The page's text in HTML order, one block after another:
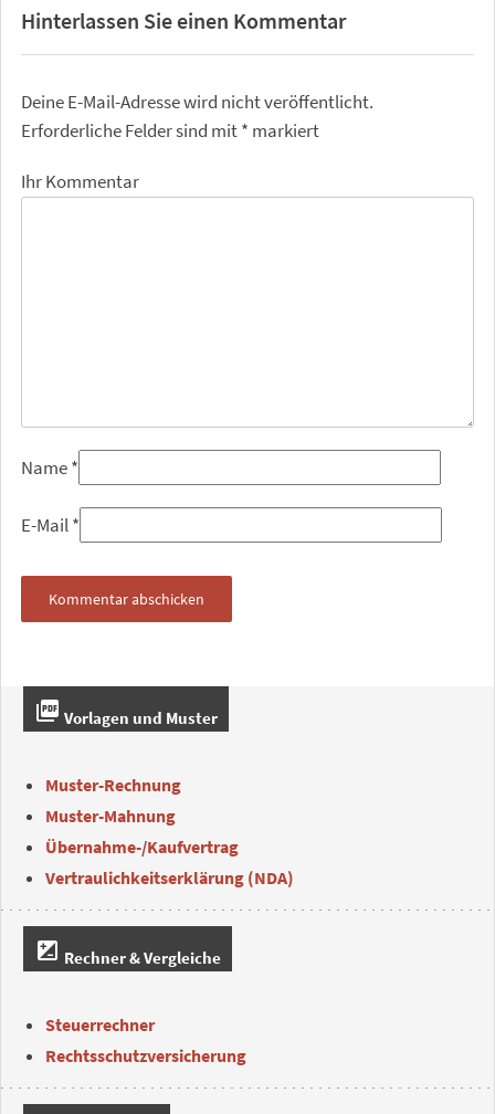
Hinterlassen Sie einen Kommentar
Deine E-Mail-Adresse wird nicht veröffentlicht.
Erforderliche Felder sind mit* markiert
Ihr Kommentar
Name*
E-Mail*
picture_as_pdf Vorlagen und Muster
Muster-Rechnung
Muster-Mahnung
Übernahme-/Kaufvertrag
Vertraulichkeitserklärung (NDA)
iso Rechner & Vergleiche
Steuerrechner
Rechtsschutzversicherung